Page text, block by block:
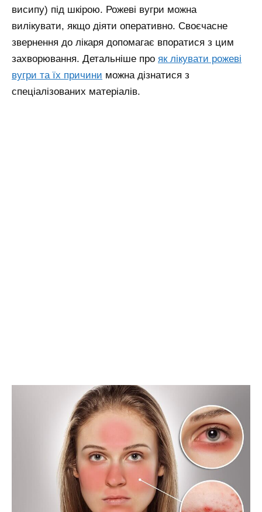
висипу) під шкірою. Рожеві вугри можна
вилікувати, якщо діяти оперативно. Своєчасне
звернення до лікаря допомагає впоратися з цим
захворювання. Детальніше про як лікувати рожеві
вугри та їх причини можна дізнатися з
спеціалізованих матеріалів.